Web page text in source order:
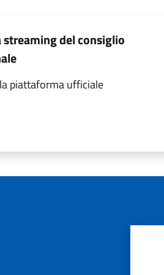
del consiglio
piattaforma ufficiale